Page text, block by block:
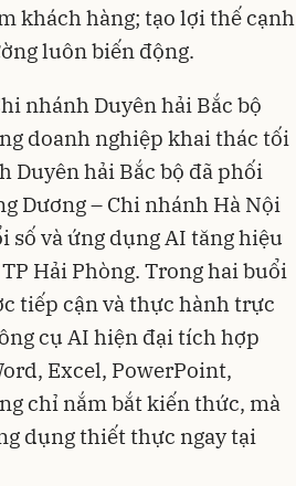
khách hàng; tạo lợi thế cạnh
luôn biến động.
nhánh Duyên hải Bắc bộ
doanh nghiệp khai thác tối
Duyên hải Bắc bộ đã phối
Dương – Chi nhánh Hà Nội
số và ứng dụng AI tăng hiệu
Hải Phòng. Trong hai buổi
tiếp cận và thực hành trực
cụ AI hiện đại tích hợp
Excel, PowerPoint,
chỉ nắm bắt kiến thức, mà
dụng thiết thực ngay tại